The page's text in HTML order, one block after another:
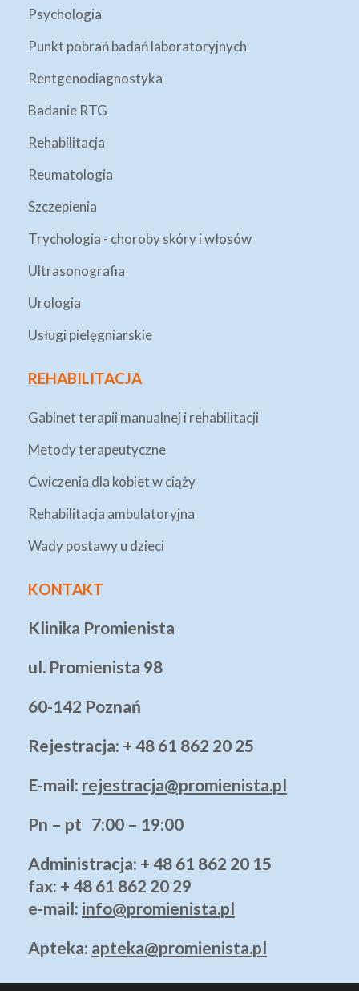
Psychologia
Punkt pobrań badań laboratoryjnych
Rentgenodiagnostyka
Badanie RTG
Rehabilitacja
Reumatologia
Szczepienia
Trychologia - choroby skóry i włosów
Ultrasonografia
Urologia
Usługi pielęgniarskie
REHABILITACJA
Gabinet terapii manualnej i rehabilitacji
Metody terapeutyczne
Ćwiczenia dla kobiet w ciąży
Rehabilitacja ambulatoryjna
Wady postawy u dzieci
KONTAKT
Klinika Promienista
ul. Promienista 98
60-142 Poznań
Rejestracja: + 48 61 862 20 25
E-mail: rejestracja@promienista.pl
Pn – pt 7:00 – 19:00
Administracja: + 48 61 862 20 15
fax: + 48 61 862 20 29
e-mail: info@promienista.pl
Apteka: apteka@promienista.pl